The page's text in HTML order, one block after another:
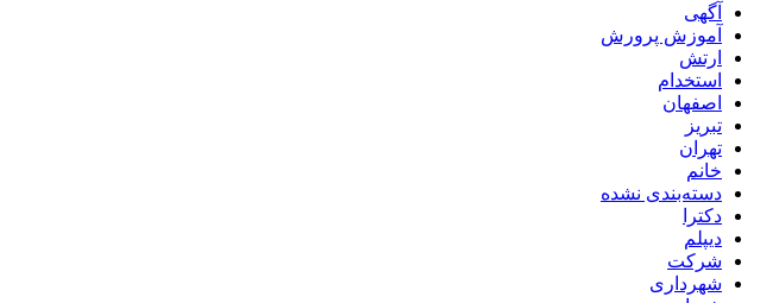
آگهی
آموزش پرورش
ارتش
استخدام
اصفهان
تبریز
تهران
خانم
دسته‌بندی نشده
دکترا
دیپلم
شرکت
شهرداری